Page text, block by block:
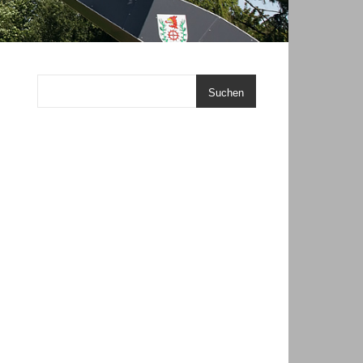
Suchen